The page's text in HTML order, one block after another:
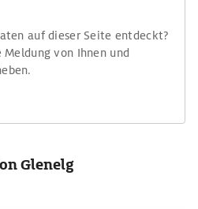
auf dieser Seite entdeckt?
von Ihnen und
Glenelg